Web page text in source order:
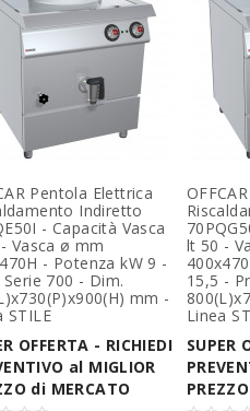
Pentola Elettrica
Indiretto
- Capacità Vasca
Vasca ø mm
- Potenza kW 9 -
Serie 700 - Dim.
mm -
STILE
OFFERTA - RICHIEDI
al MIGLIOR
di MERCATO
lt 50 -
15,5 -
Linea
SUPER